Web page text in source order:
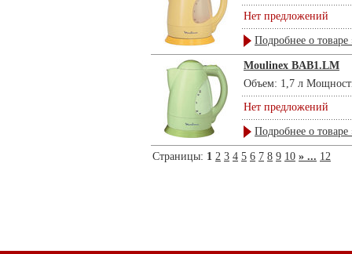
Нет предложений
Подробнее о товаре
Moulinex BAB1.LM
Объем: 1,7 л
Нет предложений
Подробнее о товаре
Страницы: 1 2 3 4 5 6 7 8 9 10 » ... 12